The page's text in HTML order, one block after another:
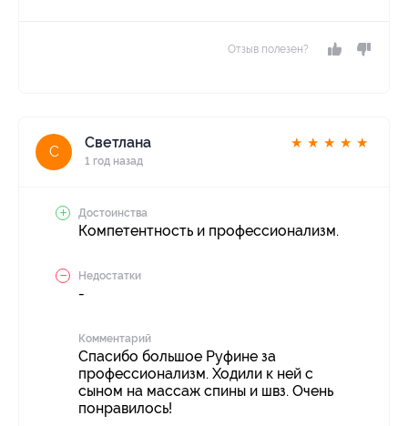
Отзыв полезен?
С
Светлана
1 год назад
★ ★ ★ ★ ★
Достоинства
Компетентность и профессионализм.
Недостатки
-
Комментарий
Спасибо большое Руфине за
профессионализм. Ходили к ней с
сыном на массаж спины и швз. Очень
понравилось!